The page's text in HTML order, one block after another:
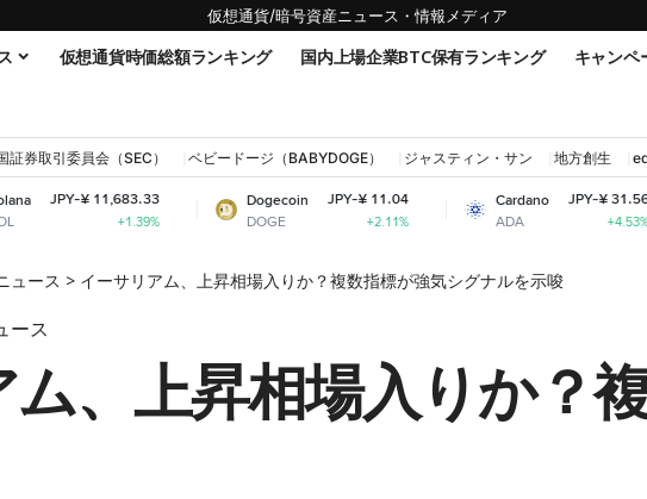
仮想通貨/暗号資産ニュース・情報メディア
仮想通貨時価総額ランキング 国内上場企業BTC保有ランキング キャンペ
証券取引委員会（SEC） ベビードージ（BABYDOGE） ジャスティン・サン 地方創生
11,683.33
Dogecoin
JPY-¥ 11.04
+2.11%
JPY-¥ 31.56
+4.53%
ュース > イーサリアム、上昇相場入りか？複数指標が強気シグナルを示唆
ース
、上昇相場入りか？